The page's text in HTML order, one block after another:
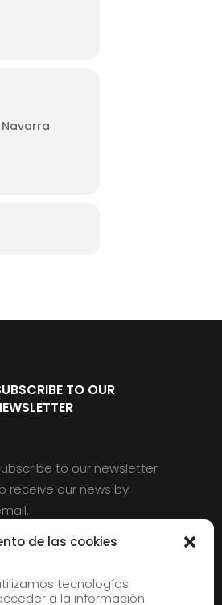
de las cookies
tecnologías
a la información
TO OUR
to our newsletter
receive our news by